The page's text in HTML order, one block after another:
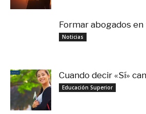
Formar abogados
Noticias
Cuando decir «Sí»
Educación Superior